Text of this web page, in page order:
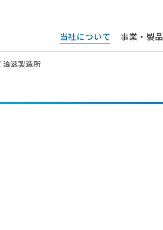
当社について 事業・製品
浪速製造所